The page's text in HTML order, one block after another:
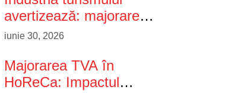
avertizează: majorarea
TVA poate scumpi
Moldova și reduce
competitivitatea țării ca
iunie 30, 2026
Majorarea TVA în
HoReCa: Impactul